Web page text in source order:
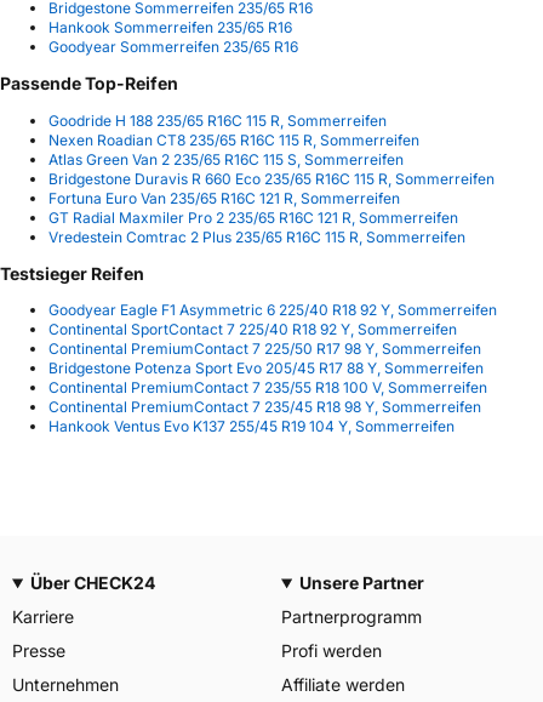
Bridgestone Sommerreifen 235/65 R16
Hankook Sommerreifen 235/65 R16
Goodyear Sommerreifen 235/65 R16
Passende Top-Reifen
Goodride H 188 235/65 R16C 115 R, Sommerreifen
Nexen Roadian CT8 235/65 R16C 115 R, Sommerreifen
Atlas Green Van 2 235/65 R16C 115 S, Sommerreifen
Bridgestone Duravis R 660 Eco 235/65 R16C 115 R, Sommerreifen
Fortuna Euro Van 235/65 R16C 121 R, Sommerreifen
GT Radial Maxmiler Pro 2 235/65 R16C 121 R, Sommerreifen
Vredestein Comtrac 2 Plus 235/65 R16C 115 R, Sommerreifen
Testsieger Reifen
Goodyear Eagle F1 Asymmetric 6 225/40 R18 92 Y, Sommerreifen
Continental SportContact 7 225/40 R18 92 Y, Sommerreifen
Continental PremiumContact 7 225/50 R17 98 Y, Sommerreifen
Bridgestone Potenza Sport Evo 205/45 R17 88 Y, Sommerreifen
Continental PremiumContact 7 235/55 R18 100 V, Sommerreifen
Continental PremiumContact 7 235/45 R18 98 Y, Sommerreifen
Hankook Ventus Evo K137 255/45 R19 104 Y, Sommerreifen
Über CHECK24
Karriere
Presse
Unternehmen
Unsere Partner
Partnerprogramm
Profi werden
Affiliate werden